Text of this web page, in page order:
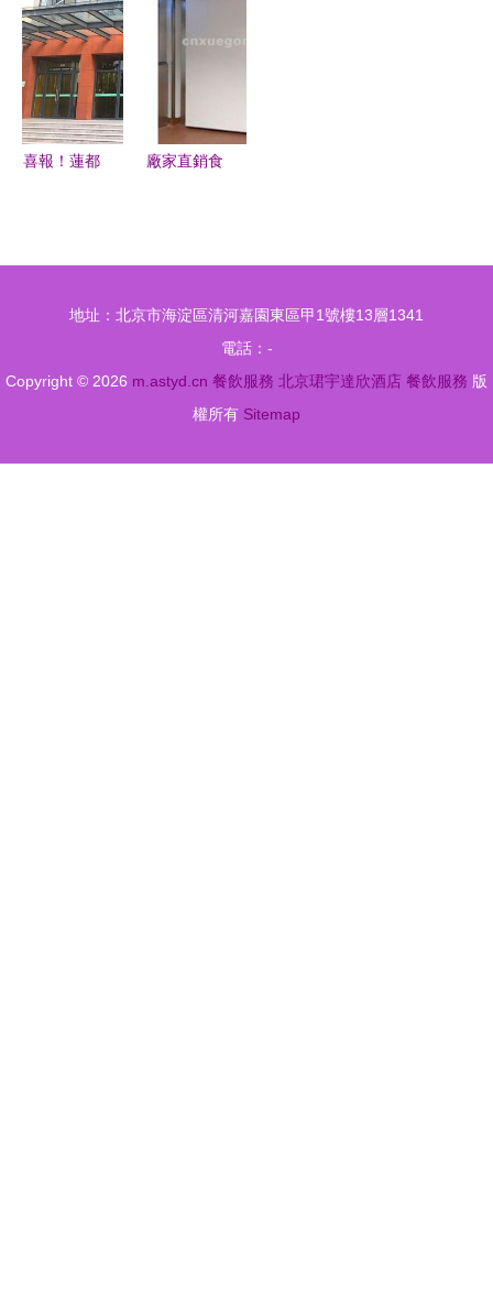
作服的秋冬
新風尚
操培訓與技
能競賽圓滿
落幕
喜報！蓮都
安全單位
廠家直銷食
肉類加工與
地址：北京市海淀區清河嘉園東區甲1號樓13層1341
電話：-
Copyright © 2026 m.astyd.cn 餐飲服務 北京珺宇達欣酒店 餐飲服務 版
權所有 Sitemap